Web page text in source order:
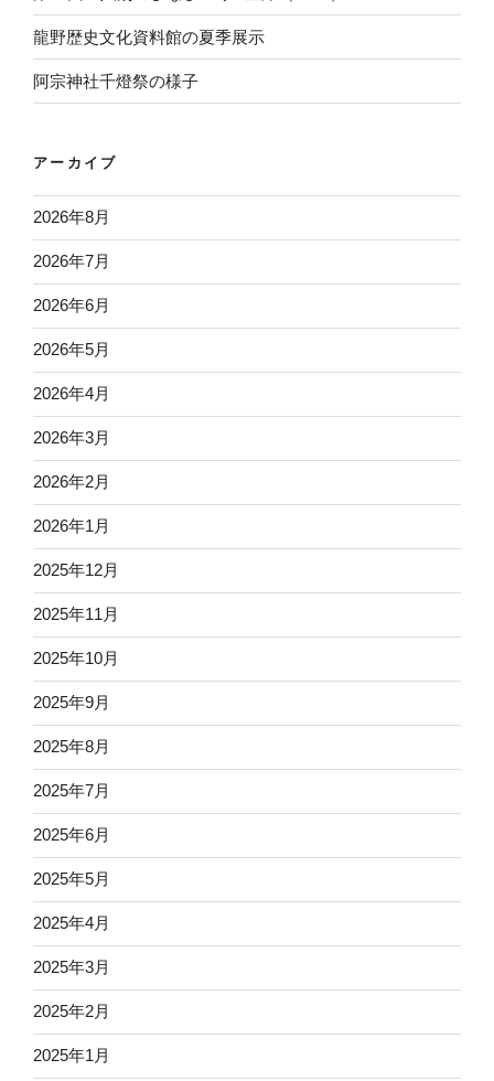
龍野歴史文化資料館の夏季展示
阿宗神社千燈祭の様子
アーカイブ
2026年8月
2026年7月
2026年6月
2026年5月
2026年4月
2026年3月
2026年2月
2026年1月
2025年12月
2025年11月
2025年10月
2025年9月
2025年8月
2025年7月
2025年6月
2025年5月
2025年4月
2025年3月
2025年2月
2025年1月